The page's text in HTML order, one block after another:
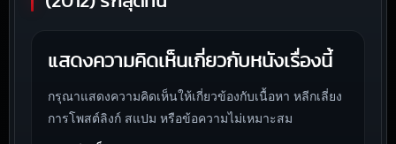
แสดงความคิดเห็นเกี่ยวกับหนังเรื่องนี้
กรุณาแสดงความคิดเห็นให้เกี่ยวข้องกับเนื้อหา หลีกเลี่ยง
การโพสต์ลิงก์ สแปม หรือข้อความไม่เหมาะสม